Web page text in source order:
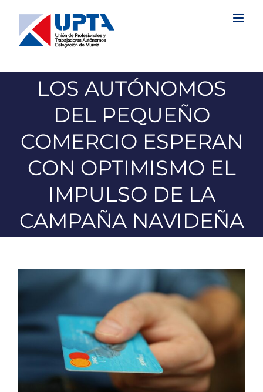
contenido
LOS AUTÓNOMOS
DEL PEQUEÑO
COMERCIO ESPERAN
CON OPTIMISMO EL
IMPULSO DE LA
CAMPAÑA NAVIDEÑA
imagen
grande